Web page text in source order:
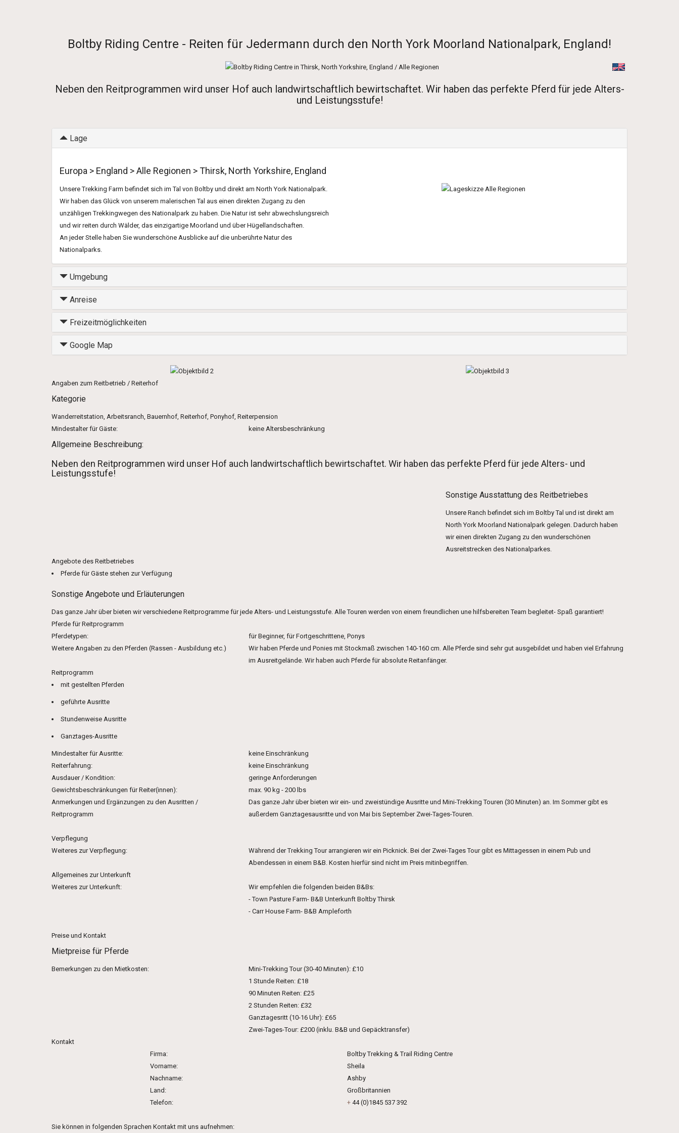
Boltby Riding Centre - Reiten für Jedermann durch den North York Moorland Nationalpark, England!
Neben den Reitprogrammen wird unser Hof auch landwirtschaftlich bewirtschaftet. Wir haben das perfekte Pferd für jede Alters-
und Leistungsstufe!
Lage
Europa > England > Alle Regionen > Thirsk, North Yorkshire, England
Unsere Trekking Farm befindet sich im Tal von Boltby und direkt am North York Nationalpark.
Wir haben das Glück von unserem malerischen Tal aus einen direkten Zugang zu den
unzähligen Trekkingwegen des Nationalpark zu haben. Die Natur ist sehr abwechslungsreich
und wir reiten durch Wälder, das einzigartige Moorland und über Hügellandschaften.
An jeder Stelle haben Sie wunderschöne Ausblicke auf die unberührte Natur des
Nationalparks.
Umgebung
Anreise
Freizeitmöglichkeiten
Google Map
Angaben zum Reitbetrieb / Reiterhof
Kategorie
Wanderreitstation, Arbeitsranch, Bauernhof, Reiterhof, Ponyhof, Reiterpension
Mindestalter für Gäste:
keine Altersbeschränkung
Allgemeine Beschreibung:
Neben den Reitprogrammen wird unser Hof auch landwirtschaftlich bewirtschaftet. Wir haben das perfekte Pferd für jede Alters- und
Leistungsstufe!
Sonstige Ausstattung des Reitbetriebes
Unsere Ranch befindet sich im Boltby Tal und ist direkt am
North York Moorland Nationalpark gelegen. Dadurch haben
wir einen direkten Zugang zu den wunderschönen
Ausreitstrecken des Nationalparkes.
Angebote des Reitbetriebes
Pferde für Gäste stehen zur Verfügung
Sonstige Angebote und Erläuterungen
Das ganze Jahr über bieten wir verschiedene Reitprogramme für jede Alters- und Leistungsstufe. Alle Touren werden von einem freundlichen une hilfsbereiten Team begleitet- Spaß garantiert!
Pferde für Reitprogramm
Pferdetypen:
für Beginner, für Fortgeschrittene, Ponys
Weitere Angaben zu den Pferden (Rassen - Ausbildung etc.)
Wir haben Pferde und Ponies mit Stockmaß zwischen 140-160 cm. Alle Pferde sind sehr gut ausgebildet und haben viel Erfahrung
im Ausreitgelände. Wir haben auch Pferde für absolute Reitanfänger.
Reitprogramm
mit gestellten Pferden
geführte Ausritte
Stundenweise Ausritte
Ganztages-Ausritte
Mindestalter für Ausritte:
keine Einschränkung
Reiterfahrung:
keine Einschränkung
Ausdauer / Kondition:
geringe Anforderungen
Gewichtsbeschränkungen für Reiter(innen):
max. 90 kg - 200 lbs
Anmerkungen und Ergänzungen zu den Ausritten /
Reitprogramm
Das ganze Jahr über bieten wir ein- und zweistündige Ausritte und Mini-Trekking Touren (30 Minuten) an. Im Sommer gibt es
außerdem Ganztagesausritte und von Mai bis September Zwei-Tages-Touren.
Verpflegung
Weiteres zur Verpflegung:
Während der Trekking Tour arrangieren wir ein Picknick. Bei der Zwei-Tages Tour gibt es Mittagessen in einem Pub und
Abendessen in einem B&B. Kosten hierfür sind nicht im Preis mitinbegriffen.
Allgemeines zur Unterkunft
Weiteres zur Unterkunft:
Wir empfehlen die folgenden beiden B&Bs:
- Town Pasture Farm- B&B Unterkunft Boltby Thirsk
- Carr House Farm- B&B Ampleforth
Preise und Kontakt
Mietpreise für Pferde
Bemerkungen zu den Mietkosten:
Mini-Trekking Tour (30-40 Minuten): £10
1 Stunde Reiten: £18
90 Minuten Reiten: £25
2 Stunden Reiten: £32
Ganztagesritt (10-16 Uhr): £65
Zwei-Tages-Tour: £200 (inklu. B&B und Gepäcktransfer)
Kontakt
Firma:
Boltby Trekking & Trail Riding Centre
Vorname:
Sheila
Nachname:
Ashby
Land:
Großbritannien
Telefon:
+ 44 (0)1845 537 392
Sie können in folgenden Sprachen Kontakt mit uns aufnehmen: